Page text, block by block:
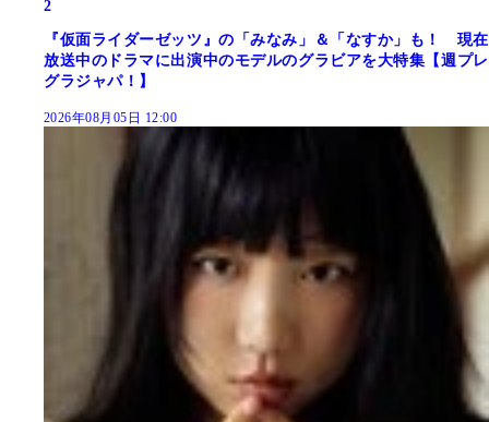
2
『仮面ライダーゼッツ』の「みなみ」＆「なすか」も！ 現在
放送中のドラマに出演中のモデルのグラビアを大特集【週プレ
グラジャパ！】
2026年08月05日 12:00